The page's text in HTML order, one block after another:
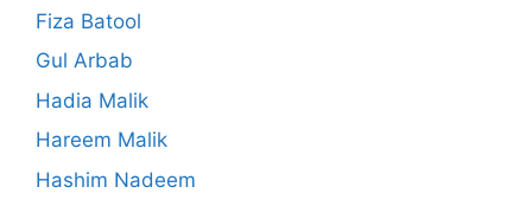
Fiza Batool
Gul Arbab
Hadia Malik
Hareem Malik
Hashim Nadeem